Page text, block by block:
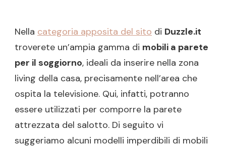
Nella categoria apposita del sito di Duzzle.it
troverete un’ampia gamma di mobili a parete
per il soggiorno, ideali da inserire nella zona
living della casa, precisamente nell’area che
ospita la televisione. Qui, infatti, potranno
essere utilizzati per comporre la parete
attrezzata del salotto. Di seguito vi
suggeriamo alcuni modelli imperdibili di mobili